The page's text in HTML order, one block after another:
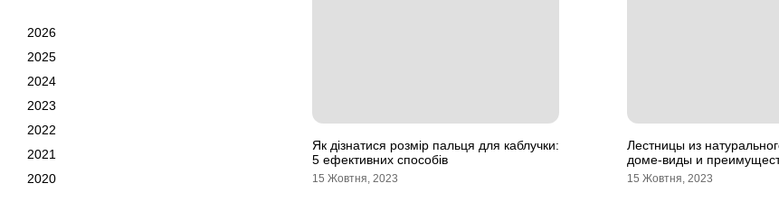
2026
2025
2024
2023
2022
2021
2020
Як дізнатися розмір пальця для каблучки:
5 ефективних способів
15 Жовтня, 2023
Лестницы из
доме-виды и
15 Жовтня, 2023